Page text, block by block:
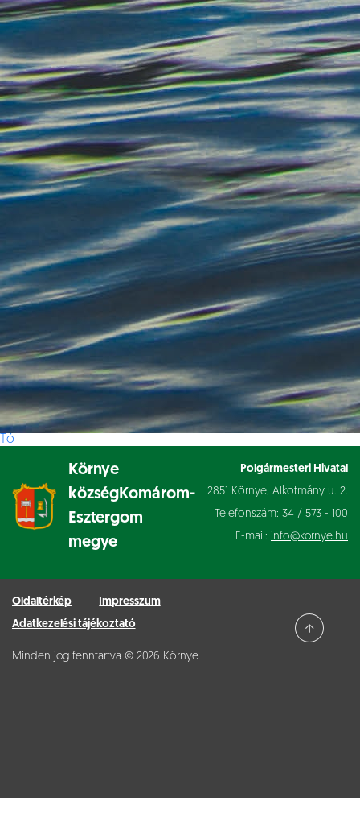
Tó
Környe
község Komárom-
Esztergom
megye
Polgármesteri Hivatal
2851 Környe, Alkotmány u. 2.
Telefonszám: 34 / 573 - 100
E-mail: info@kornye.hu
Oldaltérkép
Impresszum
Adatkezelési tájékoztató
Minden jog fenntartva © 2026 Környe